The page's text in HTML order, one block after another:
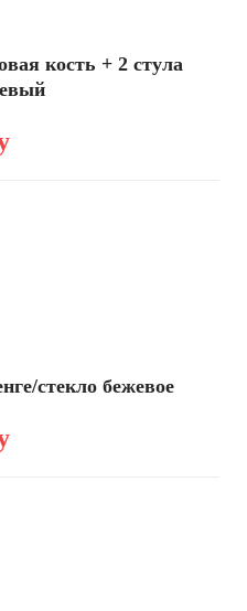
кость + 2 стула
стекло бежевое